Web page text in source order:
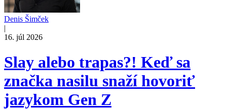
Denis Šimček
|
16. júl 2026
Slay alebo trapas?! Keď sa
značka nasilu snaží hovoriť
jazykom Gen Z